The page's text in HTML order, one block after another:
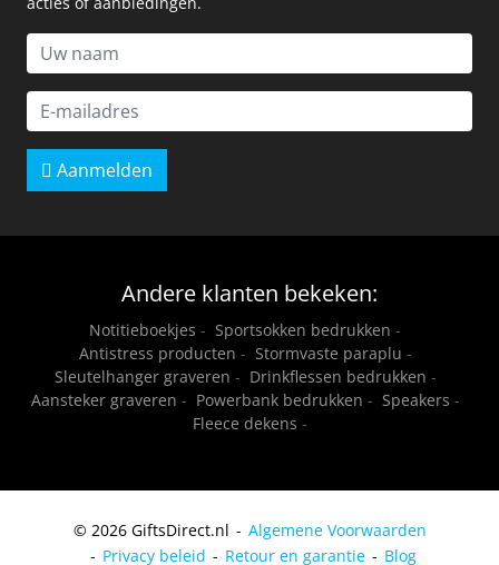
Aanmelden
Andere klanten bekeken:
Notitieboekjes - Sportsokken bedrukken -
Antistress producten - Stormvaste paraplu -
Sleutelhanger graveren - Drinkflessen bedrukken -
Aansteker graveren - Powerbank bedrukken - Speakers -
Fleece dekens -
© 2026 GiftsDirect.nl
Algemene Voorwaarden
Privacy beleid
Retour en garantie Blog